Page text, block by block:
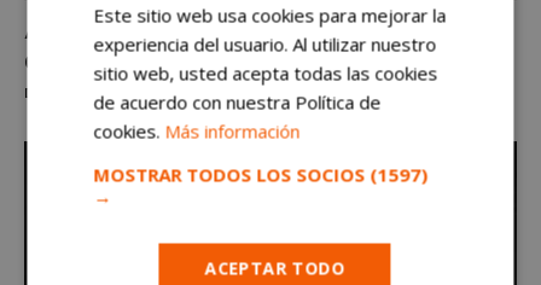
Así afectará la ZBE de Madrid a los vecinos
de Alcorcón
Diego Rivero viernes, 22 de diciembre de 2023
Este sitio web usa cookies para mejorar la
experiencia del usuario. Al utilizar nuestro
sitio web, usted acepta todas las cookies
de acuerdo con nuestra Política de
cookies. Más información
MOSTRAR TODOS LOS SOCIOS (1597)
→
ACEPTAR TODO